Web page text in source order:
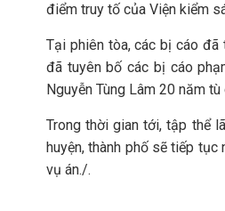
điểm truy tố của Viện kiểm
Tại phiên tòa, các bị cáo đã
đã tuyên bố các bị cáo
Nguyễn Tùng Lâm 20 năm
Trong thời gian tới, tập thể
huyện, thành phố sẽ tiếp
vụ án./.